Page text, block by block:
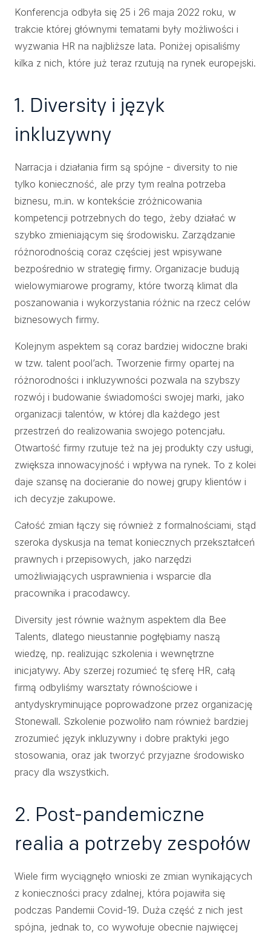
Konferencja odbyła się 25 i 26 maja 2022 roku, w
trakcie której głównymi tematami były możliwości i
wyzwania HR na najbliższe lata. Poniżej opisaliśmy
kilka z nich, które już teraz rzutują na rynek europejski.
1. Diversity i język
inkluzywny
Narracja i działania firm są spójne - diversity to nie
tylko konieczność, ale przy tym realna potrzeba
biznesu, m.in. w kontekście zróżnicowania
kompetencji potrzebnych do tego, żeby działać w
szybko zmieniającym się środowisku. Zarządzanie
różnorodnością coraz częściej jest wpisywane
bezpośrednio w strategię firmy. Organizacje budują
wielowymiarowe programy, które tworzą klimat dla
poszanowania i wykorzystania różnic na rzecz celów
biznesowych firmy.
Kolejnym aspektem są coraz bardziej widoczne braki
w tzw. talent pool’ach. Tworzenie firmy opartej na
różnorodności i inkluzywności pozwala na szybszy
rozwój i budowanie świadomości swojej marki, jako
organizacji talentów, w której dla każdego jest
przestrzeń do realizowania swojego potencjału.
Otwartość firmy rzutuje też na jej produkty czy usługi,
zwiększa innowacyjność i wpływa na rynek. To z kolei
daje szansę na docieranie do nowej grupy klientów i
ich decyzje zakupowe.
Całość zmian łączy się również z formalnościami, stąd
szeroka dyskusja na temat koniecznych przekształceń
prawnych i przepisowych, jako narzędzi
umożliwiających usprawnienia i wsparcie dla
pracownika i pracodawcy.
Diversity jest równie ważnym aspektem dla Bee
Talents, dlatego nieustannie pogłębiamy naszą
wiedzę, np. realizując szkolenia i wewnętrzne
inicjatywy. Aby szerzej rozumieć tę sferę HR, całą
firmą odbyliśmy warsztaty równościowe i
antydyskryminujące poprowadzone przez organizację
Stonewall. Szkolenie pozwoliło nam również bardziej
zrozumieć język inkluzywny i dobre praktyki jego
stosowania, oraz jak tworzyć przyjazne środowisko
pracy dla wszystkich.
2. Post-pandemiczne
realia a potrzeby zespołów
Wiele firm wyciągnęło wnioski ze zmian wynikających
z konieczności pracy zdalnej, która pojawiła się
podczas Pandemii Covid-19. Duża część z nich jest
spójna, jednak to, co wywołuje obecnie najwięcej